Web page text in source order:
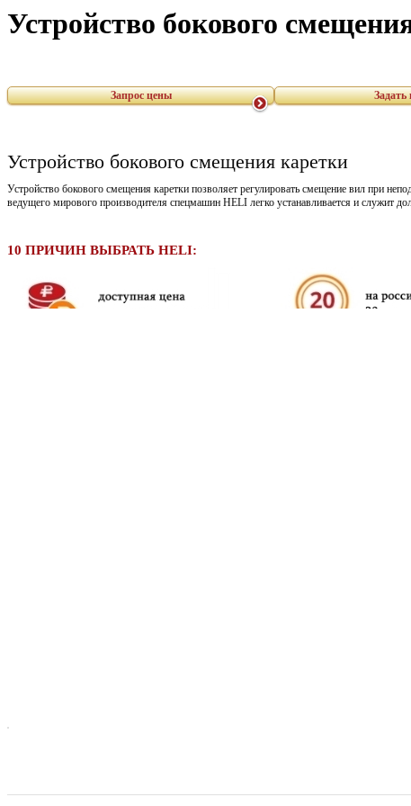
Устройство бокового
Запрос цены Задать
Устройство бокового смещения каретки
Устройство бокового смещения каретки позволяет регулировать смещение вил при
ведущего мирового производителя спецмашин HELI легко устанавливается и служит
10 ПРИЧИН ВЫБРАТЬ HELI: